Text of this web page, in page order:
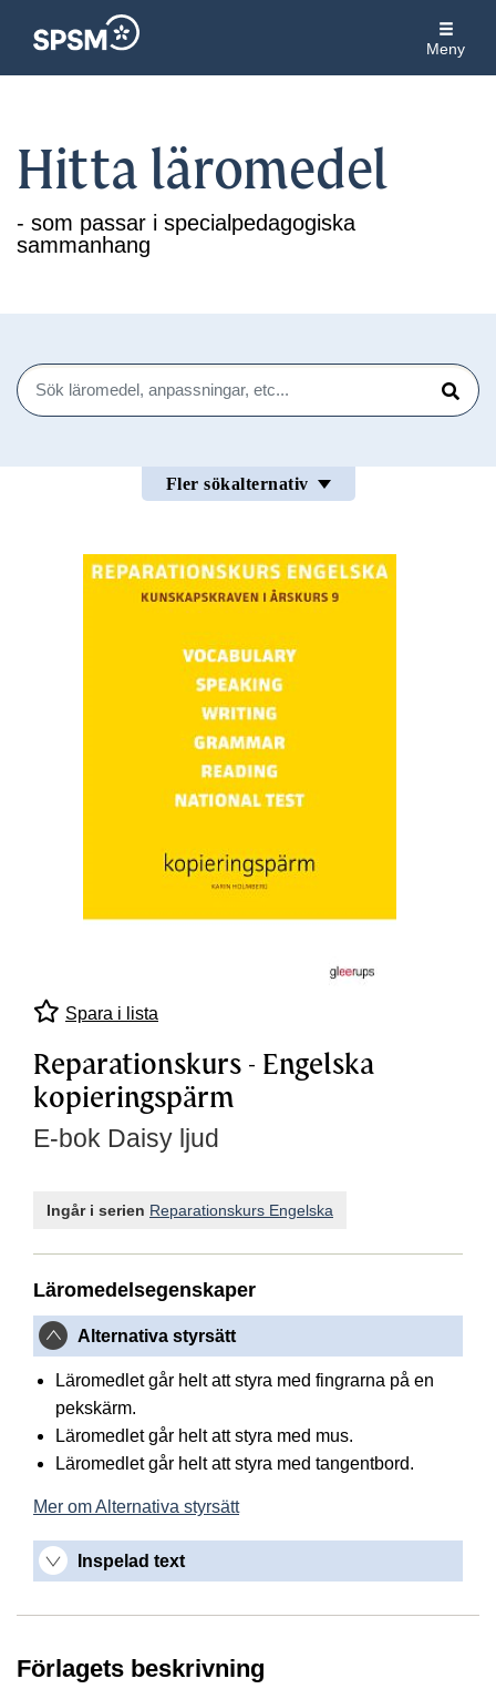
Meny
Hitta läromedel
- som passar i specialpedagogiska
sammanhang
Sök
Sök
Fler sökalternativ
Spara i lista
Reparationskurs - Engelska
kopieringspärm
E-bok Daisy ljud
Ingår i serien Reparationskurs Engelska
Läromedelsegenskaper
Alternativa styrsätt
Läromedlet går helt att styra med fingrarna på en
pekskärm.
Läromedlet går helt att styra med mus.
Läromedlet går helt att styra med tangentbord.
Mer om Alternativa styrsätt
Inspelad text
Förlagets beskrivning